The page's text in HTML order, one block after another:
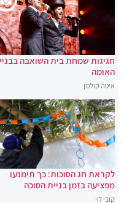
חגיגות שמחת בית השואבה
האומה
איטה קולמן
לקראת חג הסוכות: כך תימנעו
מפציעה בזמן בניית הסוכה
קובי לוי